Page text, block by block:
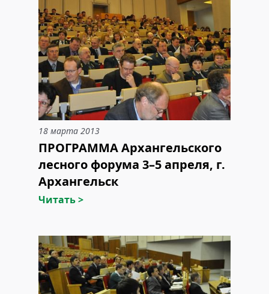
18 марта 2013
ПРОГРАММА Архангельского
лесного форума 3–5 апреля, г.
Архангельск
Читать >